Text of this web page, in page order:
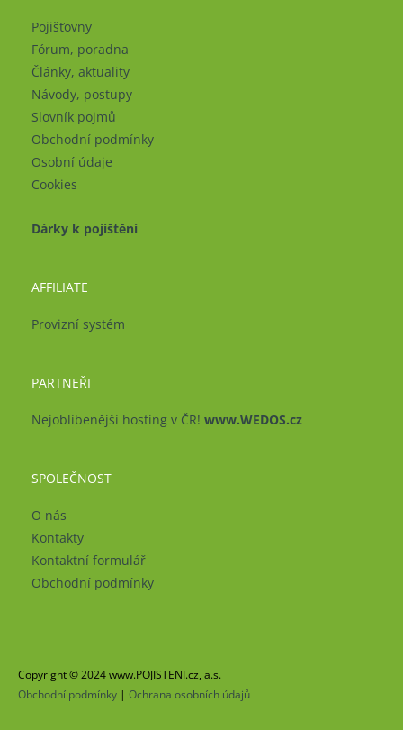
Pojišťovny
Fórum, poradna
Články, aktuality
Návody, postupy
Slovník pojmů
Obchodní podmínky
Osobní údaje
Cookies
Dárky k pojištění
AFFILIATE
Provizní systém
PARTNEŘI
Nejoblíbenější hosting v ČR! www.WEDOS.cz
SPOLEČNOST
O nás
Kontakty
Kontaktní formulář
Obchodní podmínky
Copyright © 2024 www.POJISTENI.cz, a.s.
Obchodní podmínky | Ochrana osobních údajů